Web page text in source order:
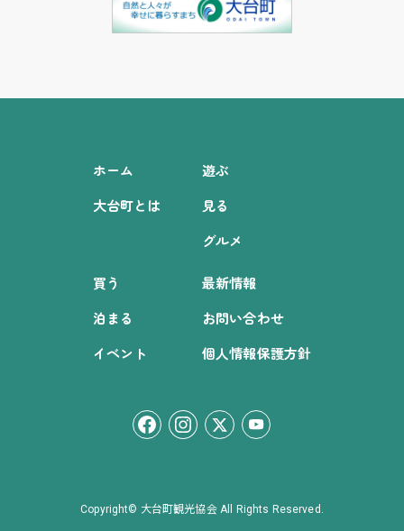
ホーム
大台町とは
遊ぶ
見る
グルメ
買う
泊まる
イベント
最新情報
お問い合わせ
個人情報保護方針
Copyright© 大台町観光協会 All Rights Reserved.